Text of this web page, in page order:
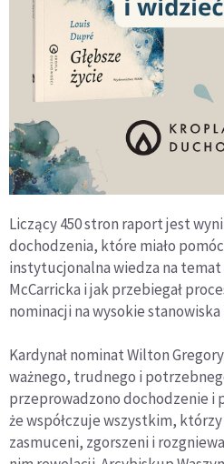
Liczący 450 stron raport jest
dochodzenia, które miało
instytucjonalna wiedza na
McCarricka i jak przebiegał
nominacji na wysokie
Kardynał nominat Wilton
ważnego, trudnego i
przeprowadzono dochodzenie i
że współczuje wszystkim,
zasmuceni, zgorszeni i